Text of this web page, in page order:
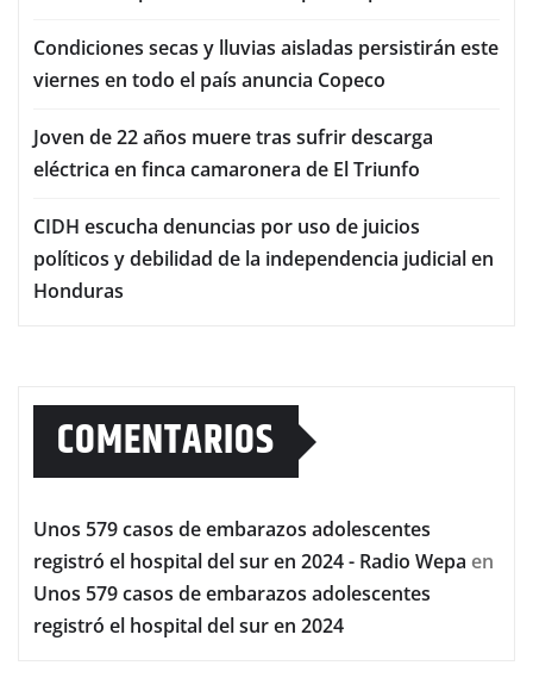
Condiciones secas y lluvias aisladas persistirán este
viernes en todo el país anuncia Copeco
Joven de 22 años muere tras sufrir descarga
eléctrica en finca camaronera de El Triunfo
CIDH escucha denuncias por uso de juicios
políticos y debilidad de la independencia judicial en
Honduras
COMENTARIOS
Unos 579 casos de embarazos adolescentes
registró el hospital del sur en 2024 - Radio Wepa en
Unos 579 casos de embarazos adolescentes
registró el hospital del sur en 2024